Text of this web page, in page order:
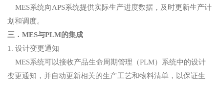
MES系统向APS系统提供实际生产进度数据，及时更新生产计
划和调度。
三．MES与PLM的集成
1. 设计变更通知
MES系统可以接收产品生命周期管理（PLM）系统中的设计
变更通知，并自动更新相关的生产工艺和物料清单，以保证生